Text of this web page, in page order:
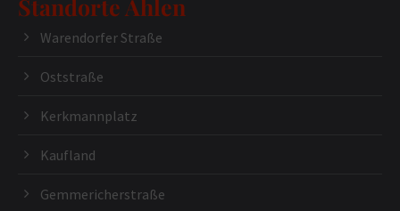
Standorte Ahlen
Warendorfer Straße
Oststraße
Kerkmannplatz
Kaufland
Gemmericherstraße